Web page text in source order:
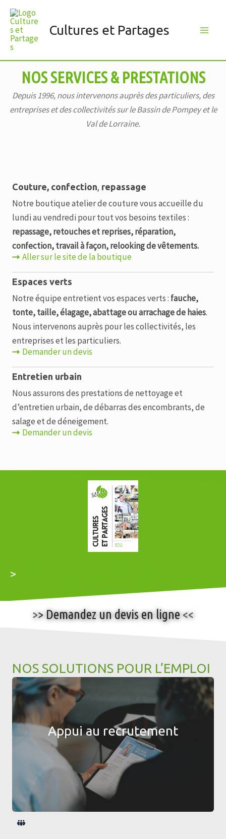
Aller
contenu
Cultures et Partages
NOS SERVICES & PRESTATIONS
Depuis 1996, nous intervenons auprès des particuliers, des
entreprises et des collectivités sur le Bassin de Pompey et le
Val de Lorraine.
Couture, confection, repassage
Notre boutique atelier de couture vous accueille du
lundi au vendredi pour tout vos besoins textiles :
repassage,retouches et reprises, réparation,
confection, travail à façon, relooking de vêtements.
Aller sur le site de la boutique
Espaces verts
Notre équipe entretient vos espaces verts : fauche,
tonte, taille, élagage, abattage ou arrachage de haies.
Nous intervenons auprès pour les collectivités, les
entreprises et les particuliers.
Demander un devis
Entretien urbain
Nous assurons des prestations de nettoyage et
d’entretien urbain, de débarras des encombrants, de
salage et de déneigement.
Demander un devis
>
>> Demandez un devis en ligne<<
NOS SOLUTIONS POUR L’EMPLOI
Appui au recrutement